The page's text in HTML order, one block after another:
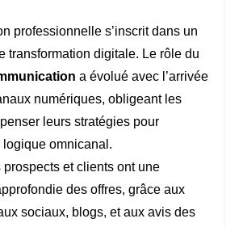
professionnelle s’inscrit dans un
transformation digitale. Le rôle du
a évolué avec l’arrivée
numériques, obligeant les
leurs stratégies pour
logique omnicanal.
prospects et clients ont une
des offres, grâce aux
sociaux, blogs, et aux avis des